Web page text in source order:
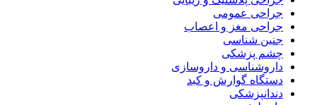
جراحی عمومی
جراحی مغز و اعصاب
جنین شناسی
چشم پزشکی
داروشناسی و داروسازی
دستگاه گوارش و کبد
دندانپزشکی